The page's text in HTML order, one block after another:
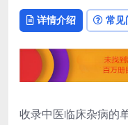
详情介绍 常见
收录中医临床杂病的